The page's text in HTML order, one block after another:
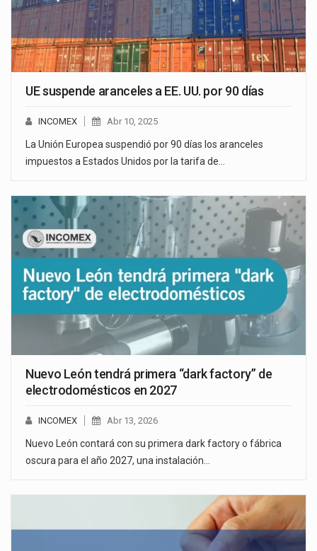
UE suspende aranceles a EE. UU. por 90 días
INCOMEX Abr 10, 2025
La Unión Europea suspendió por 90 días los aranceles
impuestos a Estados Unidos por la tarifa de…
Nuevo León tendrá primera “dark factory” de
electrodomésticos en 2027
INCOMEX Abr 13, 2026
Nuevo León contará con su primera dark factory o fábrica
oscura para el año 2027, una instalación…